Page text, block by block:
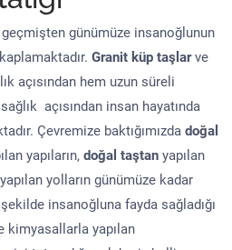
geçmişten günümüze insanoğlunun
Granit küp taşlarve
açısından hem uzun süreli
açısından insan hayatında
Çevremize baktığımızda doğal
yapıların, doğal taştan yapılan
yolların günümüze kadar
insanoğluna fayda sağladığı
kimyasallarla yapılan